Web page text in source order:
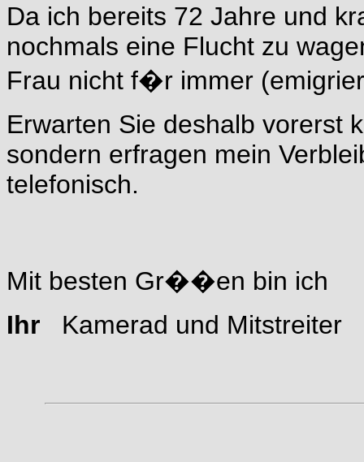
Da ich bereits 72 Jahre und
nochmals eine Flucht zu
Frau nicht f�r immer
Erwarten Sie deshalb vorerst
sondern erfragen mein
telefonisch.
Mit besten Gr��en bin ich
Ihr Kamerad und Mitstreiter